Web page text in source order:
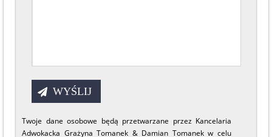
Twoje dane osobowe będą przetwarzane przez Kancelaria
Adwokacka Grażyna Tomanek & Damian Tomanek w celu